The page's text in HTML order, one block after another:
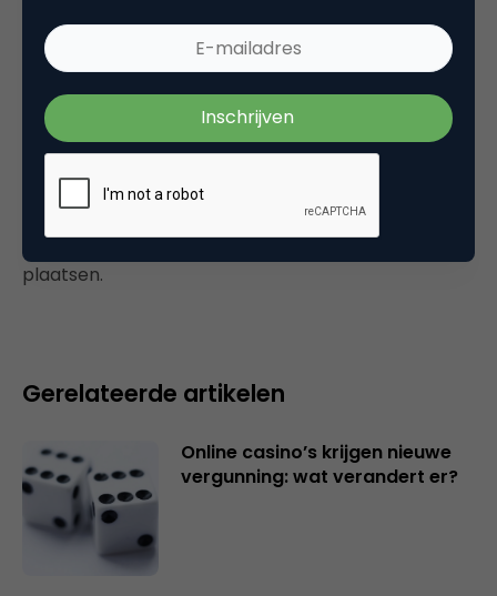
work!
12 juli 2016 om 05:13
Plaats reactie
Je moetingelogd zijn opom een reactie te
plaatsen.
Gerelateerde artikelen
Online casino’s krijgen nieuwe
vergunning: wat verandert er?